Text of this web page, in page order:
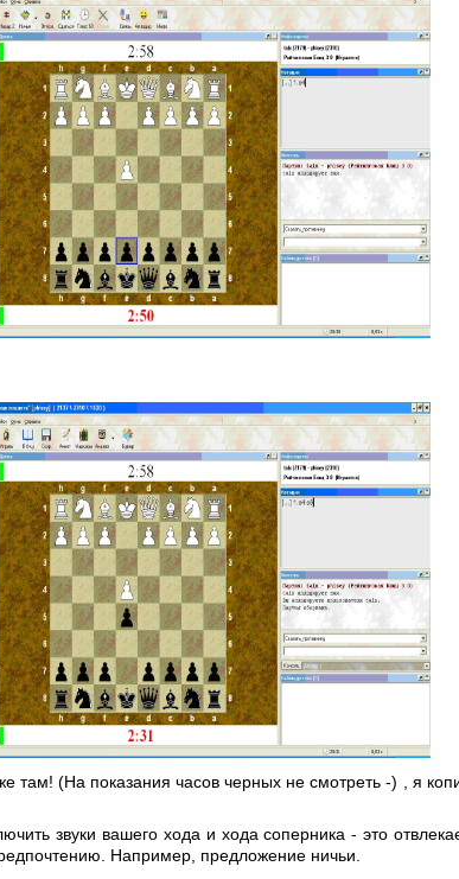
там! (На показания часов черных не смотреть -) , я
звуки вашего хода и хода соперника - это
Например, предложение ничьи.